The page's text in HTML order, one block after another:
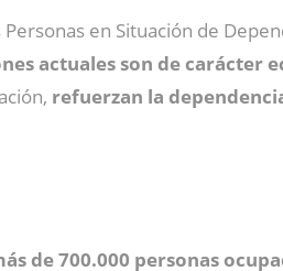
en Situación de
actuales son de carácter
refuerzan la
de 700.000 personas